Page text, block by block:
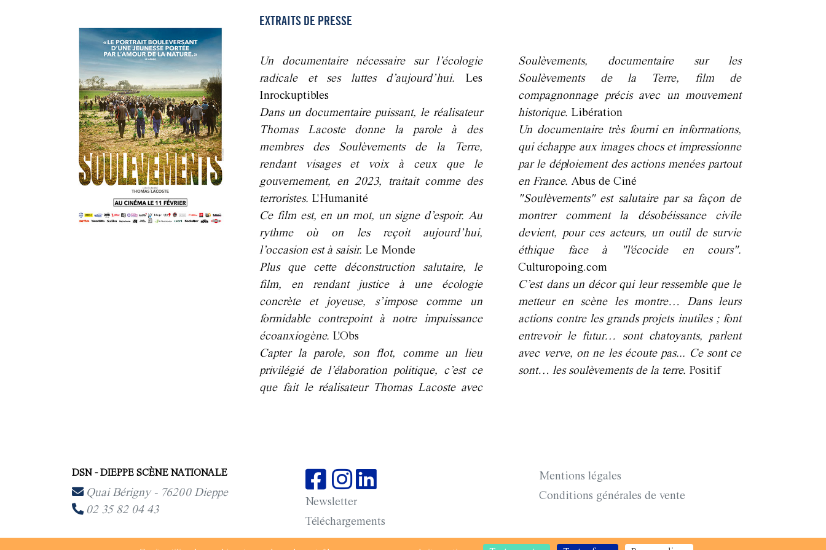
EXTRAITS DE PRESSE
Un documentaire nécessaire sur l’écologie
radicale et ses luttes d’aujourd’hui. Les
Inrockuptibles
Dans un documentaire puissant, le réalisateur
Thomas Lacoste donne la parole à des
membres des Soulèvements de la Terre,
rendant visages et voix à ceux que le
gouvernement, en 2023, traitait comme des
terroristes. L'Humanité
Ce film est, en un mot, un signe d’espoir. Au
rythme où on les reçoit aujourd’hui,
l’occasion est à saisir. Le Monde
Plus que cette déconstruction salutaire, le
film, en rendant justice à une écologie
concrète et joyeuse, s’impose comme un
formidable contrepoint à notre impuissance
écoanxiogène. L'Obs
Capter la parole, son flot, comme un lieu
privilégié de l’élaboration politique, c’est ce
que fait le réalisateur Thomas Lacoste avec
Soulèvements, documentaire sur les
Soulèvements de la Terre, film de
compagnonnage précis avec un mouvement
historique. Libération
Un documentaire très fourni en informations,
qui échappe aux images chocs et impressionne
par le déploiement des actions menées partout
en France.Abus de Ciné
"Soulèvements" est salutaire par sa façon de
montrer comment la désobéissance civile
devient, pour ces acteurs, un outil de survie
éthique face à "l'écocide en cours".
Culturopoing.com
C’est dans un décor qui leur ressemble que le
metteur en scène les montre… Dans leurs
actions contre les grands projets inutiles ; font
entrevoir le futur… sont chatoyants, parlent
avec verve, on ne les écoute pas... Ce sont ce
sont… les soulèvements de la terre. Positif
DSN - DIEPPE SCÈNE NATIONALE
Quai Bérigny - 76200 Dieppe
02 35 82 04 43
Newsletter
Téléchargements
Mentions légales
Conditions générales de vente